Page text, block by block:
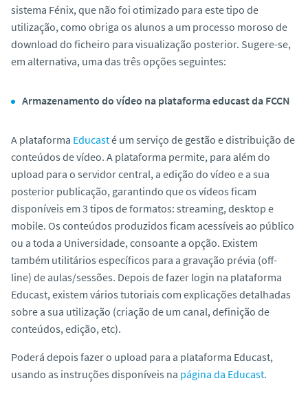
sistema Fénix, que não foi otimizado para este tipo de
utilização, como obriga os alunos a um processo moroso de
download do ficheiro para visualização posterior. Sugere-se,
em alternativa, uma das três opções seguintes:
Armazenamento do vídeo na plataforma educast da FCCN
A plataforma Educasté um serviço de gestão e distribuição de
conteúdos de vídeo. A plataforma permite, para além do
upload para o servidor central, a edição do vídeo e a sua
posterior publicação, garantindo que os vídeos ficam
disponíveis em 3 tipos de formatos: streaming, desktop e
mobile. Os conteúdos produzidos ficam acessíveis ao público
ou a toda a Universidade, consoante a opção. Existem
também utilitários específicos para a gravação prévia (off-
line) de aulas/sessões. Depois de fazer login na plataforma
Educast, existem vários tutoriais com explicações detalhadas
sobre a sua utilização (criação de um canal, definição de
conteúdos, edição, etc).
Poderá depois fazer o upload para a plataforma Educast,
usando as instruções disponíveis na página da Educast.